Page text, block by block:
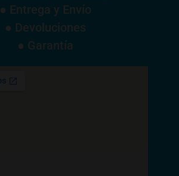
● Entrega y Envío
● Devoluciones
● Garantía